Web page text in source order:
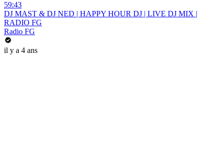
59:43
DJ MAST & DJ NED | HAPPY HOUR DJ | LIVE DJ MIX |
RADIO FG
Radio FG
il y a 4 ans